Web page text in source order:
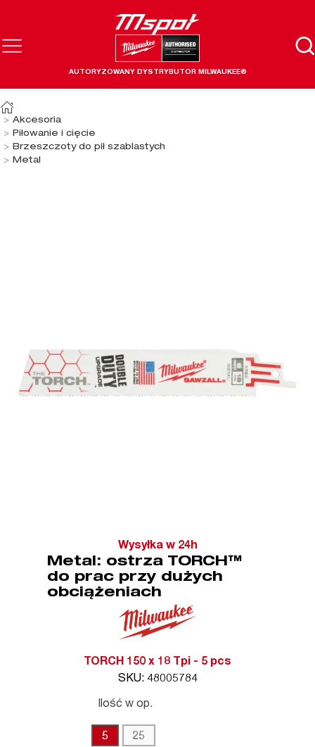
AUTORYZOWANY DYSTRYBUTOR MILWAUKEE®
Akcesoria
Piłowanie i cięcie
Brzeszczoty do pił szablastych
Metal
Wysyłka w 24h
Metal: ostrza TORCH™
do prac przy dużych
obciążeniach
TORCH 150 x 18 Tpi - 5 pcs
SKU: 48005784
Ilość w op.
5 25